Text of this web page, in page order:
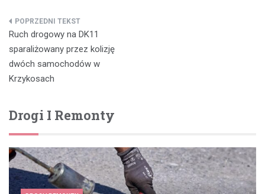
Nawigacja
wpisu
Ruch drogowy na DK11
sparaliżowany przez kolizję
dwóch samochodów w
Krzykosach
Drogi I Remonty